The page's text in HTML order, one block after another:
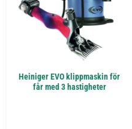
Heiniger EVO klippmaskin för
får med 3 hastigheter